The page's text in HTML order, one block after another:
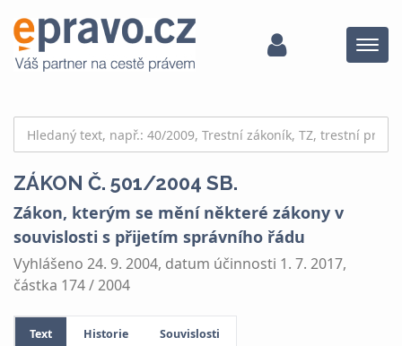
Menu
ZÁKON Č. 501/2004 SB.
Zákon, kterým se mění některé zákony v
souvislosti s přijetím správního řádu
Vyhlášeno 24. 9. 2004, datum účinnosti 1. 7. 2017,
částka 174 / 2004
Text Historie Souvislosti